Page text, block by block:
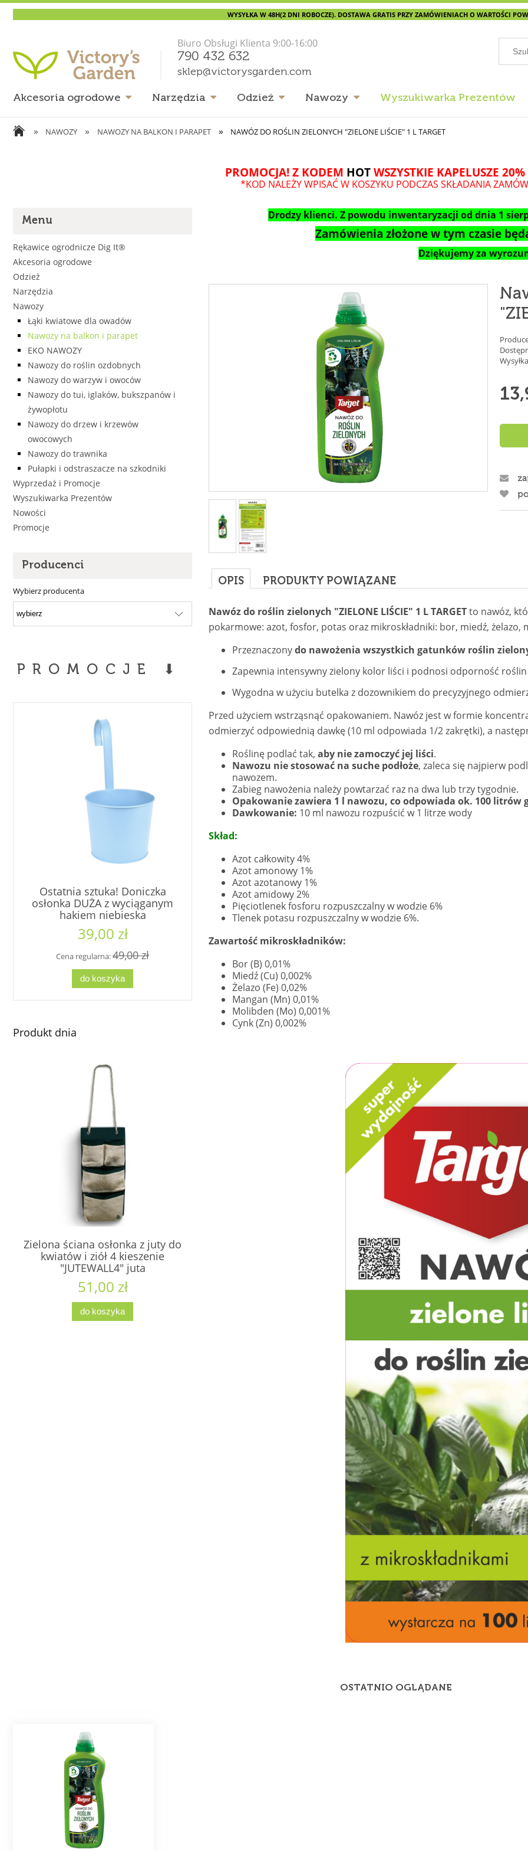
WYSYŁKA W 48H(2 DNI ROBOCZE). DOSTAWA GRATIS PRZY ZAMÓWIENIACH O WARTOŚCI
Biuro Obsługi Klienta 9:00-16:00
790 432 632
sklep@victorysgarden.com
Akcesoria ogrodowe Narzędzia Odzież Nawozy Wyszukiwarka Prezentów
» NAWOZY » NAWOZY NA BALKON I PARAPET » NAWÓZ DO ROŚLIN ZIELONYCH "ZIELONE LIŚCIE" 1 L TARGET
PROMOCJA! Z KODEM HOTWSZYSTKIE KAPELUSZE 20%
*KOD NALEŻY WPISAĆ W KOSZYKU PODCZAS SKŁADANIA
Menu
Rękawice ogrodnicze Dig It®
Akcesoria ogrodowe
Odzież
Narzędzia
Nawozy
Łąki kwiatowe dla owadów
Nawozy na balkon i parapet
EKO NAWOZY
Nawozy do roślin ozdobnych
Nawozy do warzyw i owoców
Nawozy do tui, iglaków, bukszpanów i
żywopłotu
Nawozy do drzew i krzewów
owocowych
Nawozy do trawnika
Pułapki i odstraszacze na szkodniki
Wyprzedaż i Promocje
Wyszukiwarka Prezentów
Nowości
Promocje
Producenci
Wybierz producenta
PROMOCJE ⬇
Ostatnia sztuka! Doniczka
osłonka DUŻA z wyciąganym
hakiem niebieska
39,00 zł
Cena regularna:49,00 zł
do koszyka
Kubek porcelanowy
ZIMORODEK MYRTE błękitny
29,00 zł
do koszyka
MYRTE różowy
Produkt dnia
Zielona ściana osłonka z juty do
kwiatów i ziół 4 kieszenie
"JUTEWALL4" juta
51,00 zł
do koszyka
Drodzy klienci. Z powodu inwentaryzacji od dnia 1
Zamówienia złożone w tym czasie
Dziękujemy za
OPIS PRODUKTY POWIĄZANE
Nawóz do roślin zielonych "ZIELONE LIŚCIE" 1 L TARGETto nawóz,
pokarmowe: azot, fosfor, potas oraz mikroskładniki: bor, miedź, żelazo,
Przeznaczonydo nawożenia wszystkich gatunków roślin
Zapewnia intensywny zielony kolor liści i podnosi odporność
Wygodna w użyciu butelka z dozownikiem do precyzyjnego
Przed użyciem wstrząsnąć opakowaniem. Nawóz jest w formie
odmierzyć odpowiednią dawkę (10 ml odpowiada 1/2 zakrętki), a
Roślinę podlać tak, aby nie zamoczyć jej liści.
Nawozu nie stosować na suche podłoże, zaleca się najpierw
nawozem.
Zabieg nawożenia należy powtarzać raz na dwa lub trzy tygodnie.
Opakowanie zawiera 1 l nawozu, co odpowiada ok. 100 litrów
Dawkowanie: 10 ml nawozu rozpuścić w 1 litrze wody
Skład:
Azot całkowity 4%
Azot amonowy 1%
Azot azotanowy 1%
Azot amidowy 2%
Pięciotlenek fosforu rozpuszczalny w wodzie 6%
Tlenek potasu rozpuszczalny w wodzie 6%.
Zawartość mikroskładników:
Bor (B) 0,01%
Miedź (Cu) 0,002%
Żelazo (Fe) 0,02%
Mangan (Mn) 0,01%
Molibden (Mo) 0,001%
Cynk (Zn) 0,002%
OSTATNIO OGLĄDANE